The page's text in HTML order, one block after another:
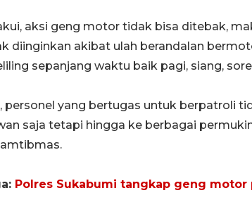
aksi geng motor tidak bisa ditebak,
diinginkan akibat ulah berandalan
sepanjang waktu baik pagi, siang,
personel yang bertugas untuk berpatroli
saja tetapi hingga ke berbagai
Polres Sukabumi tangkap geng